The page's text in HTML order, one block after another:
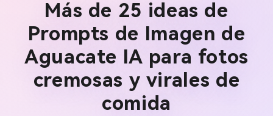
Más de 25 ideas de
Prompts de Imagen de
Aguacate IA para fotos
cremosas y virales de
comida